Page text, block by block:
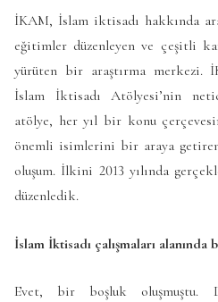
İKAM, İslam iktisadı hakkında
eğitimler düzenleyen ve çeşitli
yürüten bir araştırma merkezi.
İslam İktisadı Atölyesi’nin
atölye, her yıl bir konu
önemli isimlerini bir araya
oluşum. İlkini 2013 yılında
düzenledik.
İslam İktisadı çalışmaları
Evet, bir boşluk oluşmuştu.